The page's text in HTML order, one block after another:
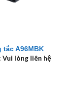
tắc A96MBK
Vui lòng liên hệ